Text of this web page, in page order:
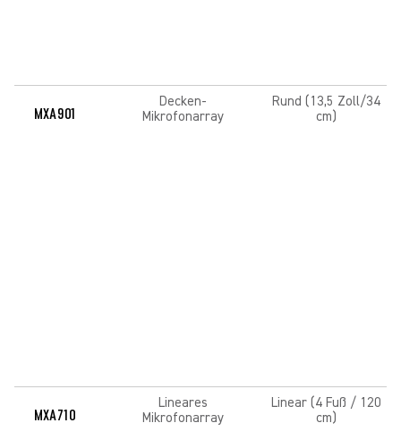
MXA901
MXA710
Decken-
Mikrofonarray
Lineares
Mikrofonarray
Rund (13,5 Zoll/34
cm)
Linear (4 Fuß / 120
cm)